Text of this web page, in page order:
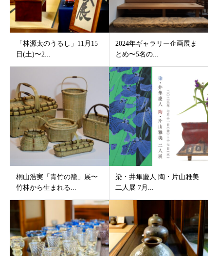
「林源太のうるし」11月15
日(土)〜2...
2024年ギャラリー企画展ま
とめ〜5名の...
桐山浩実「青竹の籠」展〜
竹林から生まれる...
染・井隼慶人 陶・片山雅美
二人展 7月...